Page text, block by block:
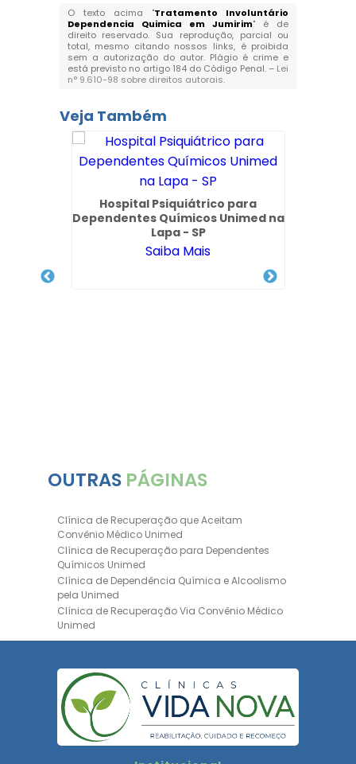
O texto acima "Tratamento Involuntário
Dependencia Quimica em Jumirim" é de
direito reservado. Sua reprodução, parcial ou
total, mesmo citando nossos links, é proibida
sem a autorização do autor. Plágio é crime e
está previsto no artigo 184 do Código Penal. – Lei
n° 9.610-98 sobre direitos autorais.
Veja Também
Hospital Psiquiátrico para
Dependentes Químicos Unimed na
Lapa - SP
Saiba Mais
OUTRAS PÁGINAS
Clínica de Recuperação que Aceitam
Convênio Médico Unimed
Clínica de Recuperação para Dependentes
Químicos Unimed
Clínica de Dependência Química e Alcoolismo
pela Unimed
Clínica de Recuperação Via Convênio Médico
Unimed
Clínica de Recuperação Convênio Bradesco
Bradesco Saúde
Hospital Psiquiátrico para Dependentes
Químicos Unimed
Internação Unimed para Dependentes
Químicos